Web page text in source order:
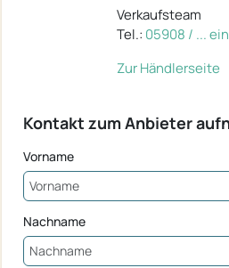
Verkaufsteam
Tel.: 05908 / ...
Zur Händlerseite
Kontakt zum Anbieter
Vorname
Nachname